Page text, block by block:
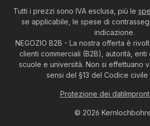
Tutti i prezzi sono IVA esclusa, più le
se applicabile, le spese di
indicazione.
NEGOZIO B2B - La nostra offerta è
clienti commerciali (B2B), autorità, enti
scuole e università. Non si effettuano
sensi del §13 del Codice
© 2026
Protezione dei dati